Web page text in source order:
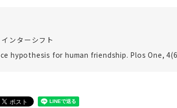
ンターシフト
hypothesis for human friendship. Plos One,